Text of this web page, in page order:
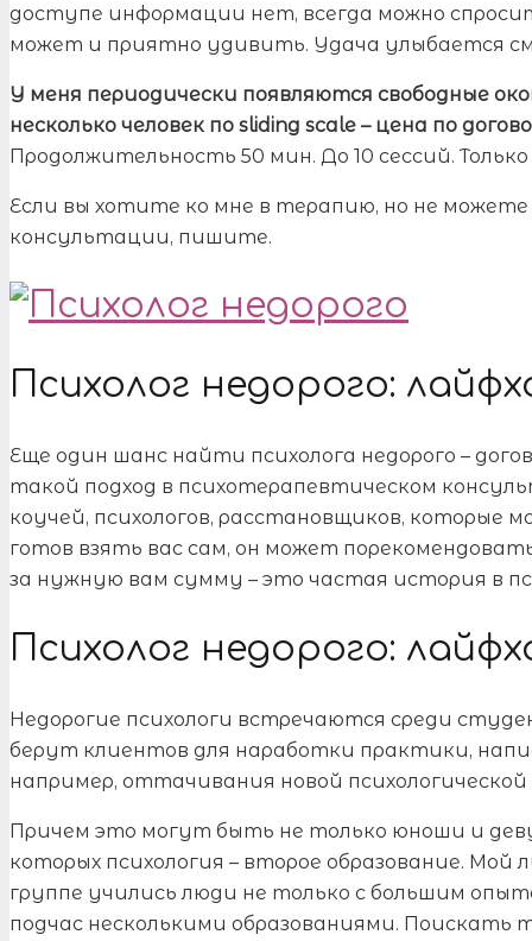
доступе информации нет, всегда можно
может и приятно удивить. Удача улыбается
У меня периодически появляются свободные
несколько человек по sliding scale – цена по
Продолжительность 50 мин. До 10 сессий.
Если вы хотите ко мне в терапию, но не
консультации, пишите.
Психолог недорого:
Еще один шанс найти психолога недорого –
такой подход в психотерапевтическом
коучей, психологов, расстановщиков, которые
готов взять вас сам, он может
за нужную вам сумму – это частая история в
Психолог недорого:
Недорогие психологи встречаются среди
берут клиентов для наработки практики,
например, оттачивания новой
Причем это могут быть не только юноши и
которых психология – второе образование. Мой
группе учились люди не только с большим
подчас несколькими образованиями. Поискать